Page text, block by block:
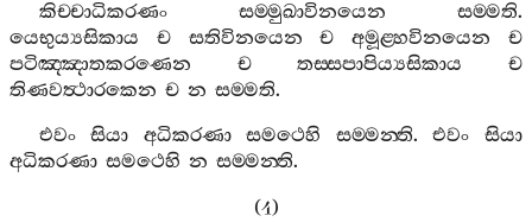
කිච‍්චාධිකරණං
සම‍්මුඛාවිනයෙන සම‍්මති.
යෙභුය්‍යසිකාය
ච සතිවිනයෙන ච අමූළ‍්හවිනයෙන
ච
පටිඤ‍්ඤාතකරණෙන
ච තස‍්සපාපිය්‍යසිකාය
ච
තිණවත්‍ථාරකෙන ච න සම‍්මති.
එවං
සියා අධිකරණා සමථෙහි සම‍්මන‍්ති.එවං
සියා
අධිකරණා සමථෙහි න සම‍්මන‍්ති.
(4)